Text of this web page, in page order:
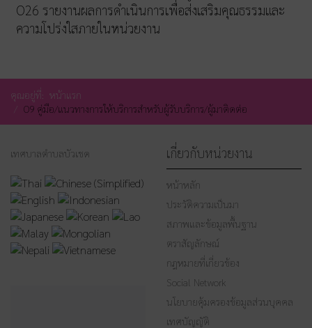
O26 รายงานผลการดำเนินการเพื่อส่งเสริมคุณธรรมและ
ความโปร่งใสภายในหน่วยงาน
คุณอยู่ที่: หน้าแรก
O9 คู่มือ/แนวทางการให้บริการสำหรับผู้รับบริการ/ผู้มาติดต่อ
เทศบาลตำบลบัวเชด เกี่ยวกับหน่วยงาน
หน้าหลัก
ประวัติความเป็นมา
สภาพและข้อมูลพื้นฐาน
ตราสัญลักษณ์
กฎหมายที่เกี่ยวข้อง
Social Network
นโยบายคุ้มครองข้อมูลส่วนบุคคล
เทศบัญญัติ